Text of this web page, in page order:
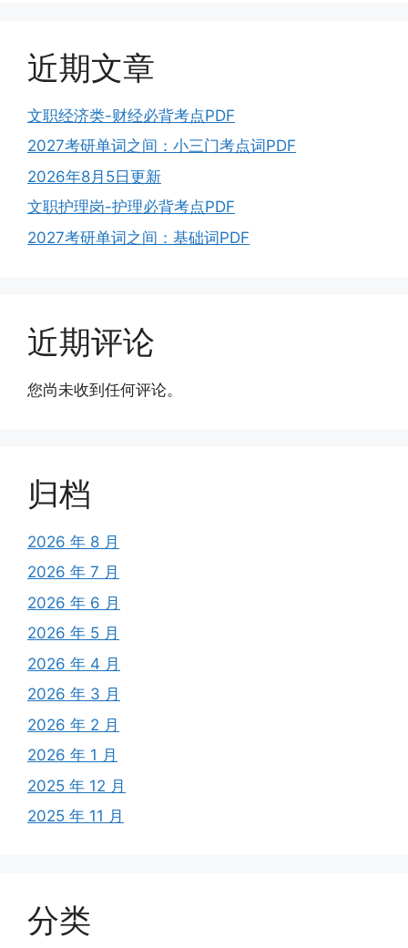
近期文章
文职经济类-财经必背考点PDF
2027考研单词之间：小三门考点词PDF
2026年8月5日更新
文职护理岗-护理必背考点PDF
2027考研单词之间：基础词PDF
近期评论
您尚未收到任何评论。
归档
2026 年 8 月
2026 年 7 月
2026 年 6 月
2026 年 5 月
2026 年 4 月
2026 年 3 月
2026 年 2 月
2026 年 1 月
2025 年 12 月
2025 年 11 月
分类